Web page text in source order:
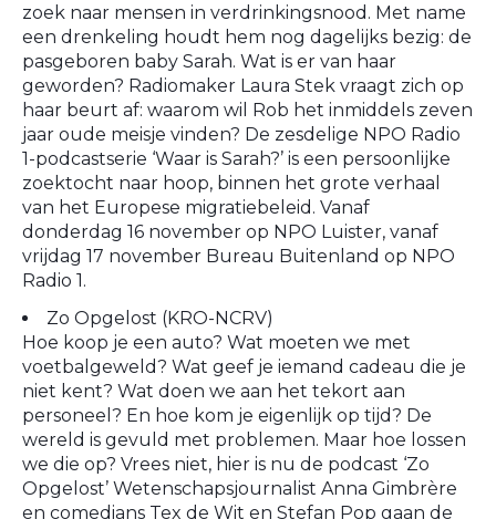
zoek naar mensen in verdrinkingsnood. Met name
een drenkeling houdt hem nog dagelijks bezig: de
pasgeboren baby Sarah. Wat is er van haar
geworden? Radiomaker Laura Stek vraagt zich op
haar beurt af: waarom wil Rob het inmiddels zeven
jaar oude meisje vinden? De zesdelige NPO Radio
1-podcastserie ‘Waar is Sarah?’ is een persoonlijke
zoektocht naar hoop, binnen het grote verhaal
van het Europese migratiebeleid. Vanaf
donderdag 16 november op NPO Luister, vanaf
vrijdag 17 november Bureau Buitenland op NPO
Radio 1.
Zo Opgelost (KRO-NCRV)
Hoe koop je een auto? Wat moeten we met
voetbalgeweld? Wat geef je iemand cadeau die je
niet kent? Wat doen we aan het tekort aan
personeel? En hoe kom je eigenlijk op tijd? De
wereld is gevuld met problemen. Maar hoe lossen
we die op? Vrees niet, hier is nu de podcast ‘Zo
Opgelost’ Wetenschapsjournalist Anna Gimbrère
en comedians Tex de Wit en Stefan Pop gaan de